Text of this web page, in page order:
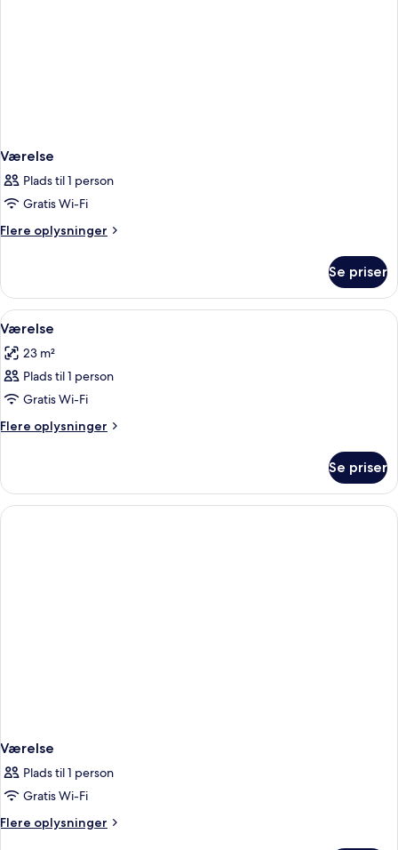
Værelse
Plads til 1 person
Gratis Wi-Fi
Flere oplysninger
Flere
Se priser
Indlæs
alle
billeder
af
Værelse
En køjeseng med et
3
Værelse
23 m²
Plads til 1 person
Gratis Wi-Fi
Flere oplysninger
Flere
Se priser
Værelse
Plads til 1 person
Gratis Wi-Fi
Flere oplysninger
Flere